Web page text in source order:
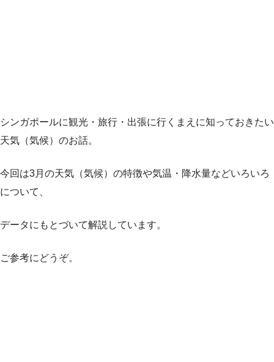
シンガポールに観光・旅行・出張に行くまえに知っておきたい
天気（気候）のお話。
今回は3月の天気（気候）の特徴や気温・降水量などいろいろ
について、
データにもとづいて解説しています。
ご参考にどうぞ。